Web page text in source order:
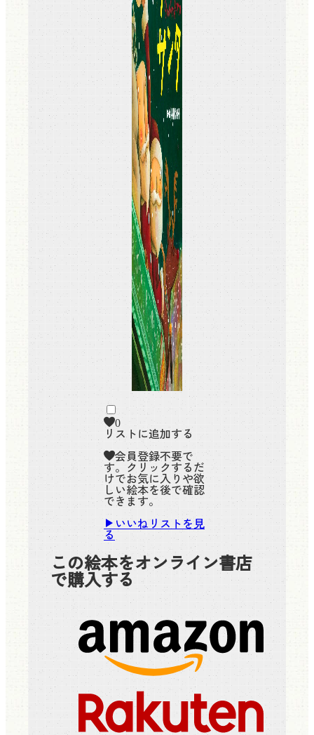
0
リストに追加する
会員登録不要で
す。クリックするだ
けでお気に入りや欲
しい絵本を後で確認
できます。
いいねリストを見
る
この絵本をオンライン書店
で購入する